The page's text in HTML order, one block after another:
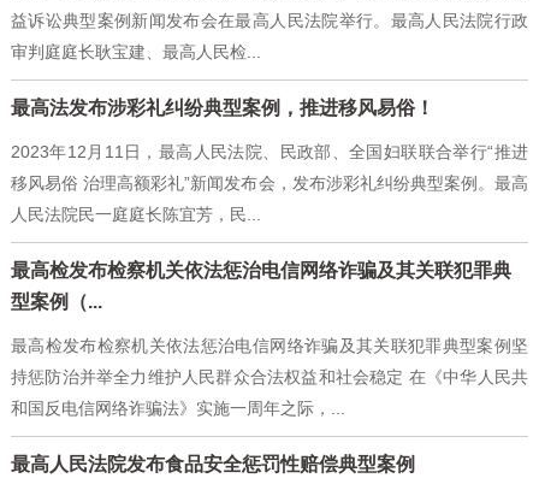
益诉讼典型案例新闻发布会在最高人民法院举行。最高人民法院行政
审判庭庭长耿宝建、最高人民检...
最高法发布涉彩礼纠纷典型案例，推进移风易俗！
2023年12月11日，最高人民法院、民政部、全国妇联联合举行“推进
移风易俗 治理高额彩礼”新闻发布会，发布涉彩礼纠纷典型案例。最高
人民法院民一庭庭长陈宜芳，民...
最高检发布检察机关依法惩治电信网络诈骗及其关联犯罪典
型案例（...
最高检发布检察机关依法惩治电信网络诈骗及其关联犯罪典型案例坚
持惩防治并举全力维护人民群众合法权益和社会稳定 在《中华人民共
和国反电信网络诈骗法》实施一周年之际，...
最高人民法院发布食品安全惩罚性赔偿典型案例